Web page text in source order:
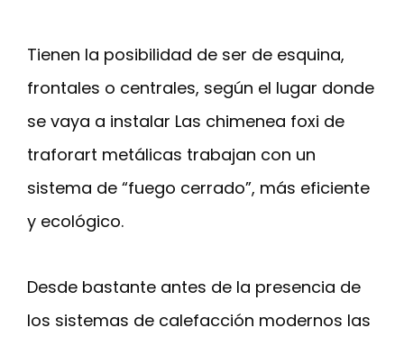
Tienen la posibilidad de ser de esquina,
frontales o centrales, según el lugar donde
se vaya a instalar Las chimenea foxi de
traforart metálicas trabajan con un
sistema de “fuego cerrado”, más eficiente
y ecológico.
Desde bastante antes de la presencia de
los sistemas de calefacción modernos las